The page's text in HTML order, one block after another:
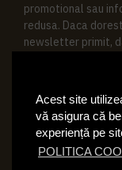
Acest site
vă asigura că
experiență pe
POLITICA
promotional sau
redusa. Daca
newsletter primit,
speciala in contul
contacta oricand